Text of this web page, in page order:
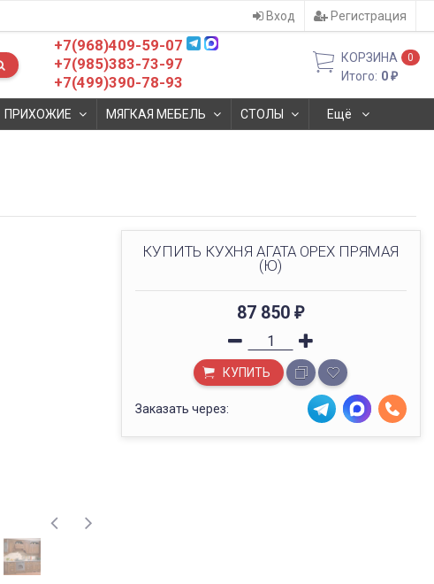
Вход Регистрация
+7(968)409-59-07
+7(985)383-73-97
+7(499)390-78-93
КОРЗИНА 0
Итого: 0₽
ПРИХОЖИЕ МЯГКАЯ МЕБЕЛЬ СТОЛЫ Ещё
КУПИТЬ КУХНЯ АГАТА ОРЕХ ПРЯМАЯ
(Ю)
87 850₽
КУПИТЬ
Заказать через: